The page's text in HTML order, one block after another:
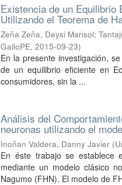
Existencia de un Equilibrio
Utilizando el Teorema de
Zeña Zeña, Deysi Marisol;
GalloPE,2015-09-23)
En la presente investigación,
de un equilibrio eficiente en
consumidores, sin la ...
Análisis del
neuronas utilizando el
Inoñan Valdera, Danny Javier (
En éste trabajo se establece
mediante un modelo clásico
Nagumo (FHN). El modelo de